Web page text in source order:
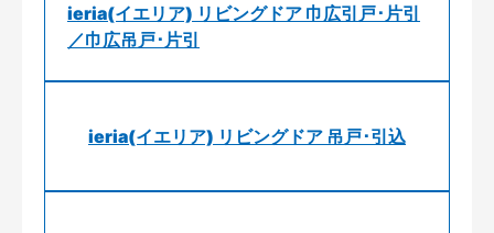
ieria(イエリア) リビングドア 巾広引戸･片引
／巾広吊戸･片引
ieria(イエリア) リビングドア 吊戸･引込